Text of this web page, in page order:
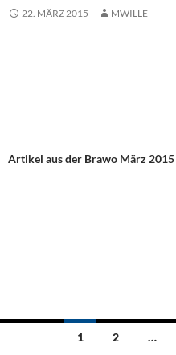
22. MÄRZ 2015 MWILLE
Artikel aus der Brawo März 2015
Beitragsnavigation
1 2 …